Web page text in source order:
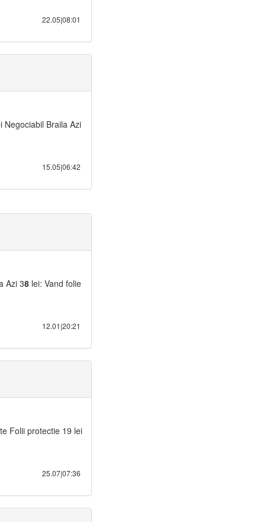
22.05|08:01
Negociabil Braila Azi
15.05|06:42
Azi 38 lei: Vand folie
12.01|20:21
Folii protectie 19 lei
25.07|07:36